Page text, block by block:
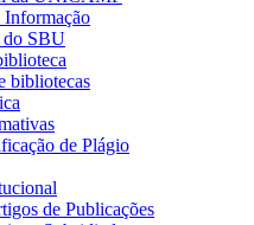
Informação
do SBU
bibliotecas
de Plágio
de Publicações